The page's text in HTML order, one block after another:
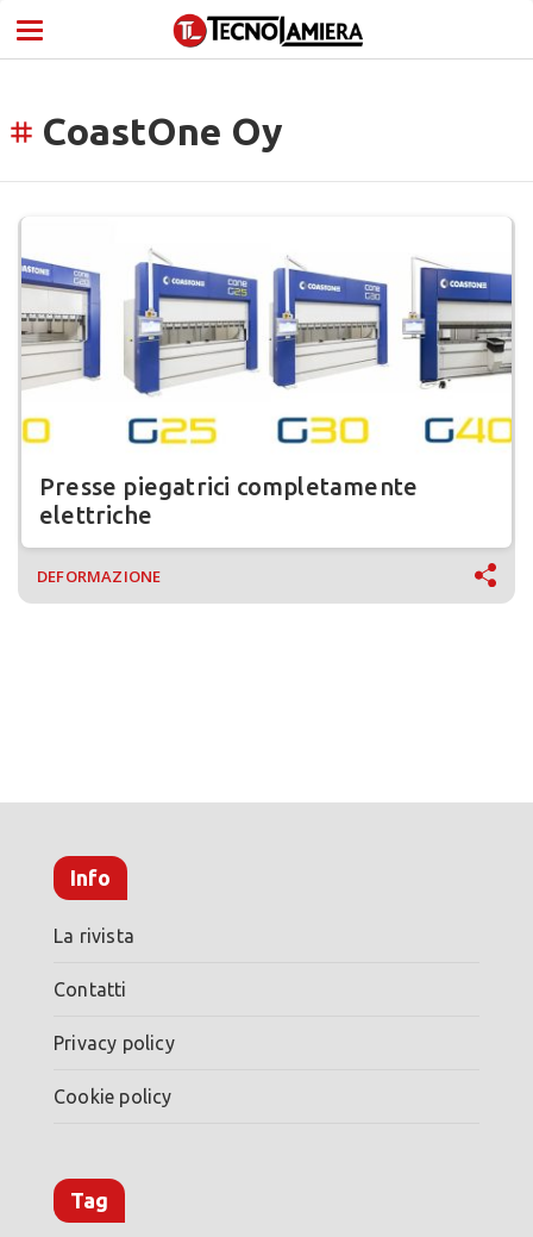
tag CoastOne Oy
Presse piegatrici completamente
elettriche
DEFORMAZIONE
Info
La rivista
Contatti
Privacy policy
Cookie policy
Tag